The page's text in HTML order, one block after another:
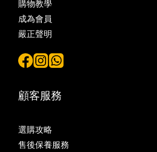
購物教學
成為會員
嚴正聲明
顧客服務
選購攻略
售後保養服務